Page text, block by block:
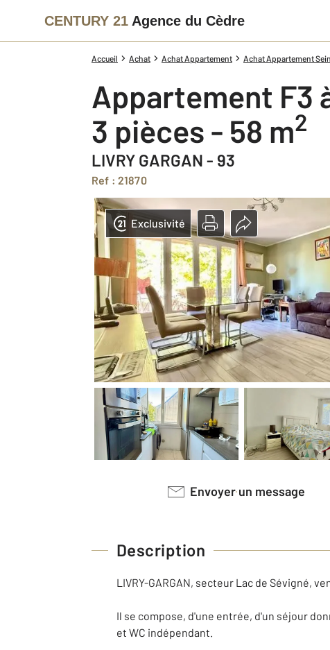
CENTURY 21 Agence du Cèdre
Accueil Achat Achat Appartement Achat Appartement
Appartement F3
3 pièces - 58 m2
LIVRY GARGAN - 93
Ref : 21870
Exclusivité
Envoyer un message
Description
LIVRY-GARGAN, secteur Lac de Sévigné,
Il se compose, d'une entrée, d'un séjour
et WC indépendant.